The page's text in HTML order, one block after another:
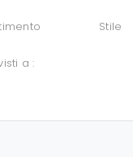
Stile
a :